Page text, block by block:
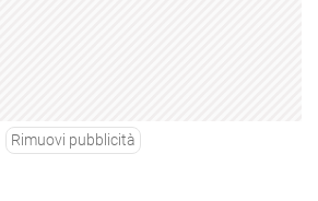
Rimuovi pubblicità